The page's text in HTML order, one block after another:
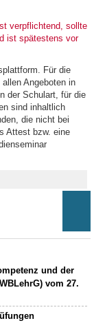
verpflichtend, sollte
ist spätestens vor
Für die
Angeboten in
der Schulart, für die
sind inhaltlich
die nicht bei
Attest bzw. eine
und der
vom 27.